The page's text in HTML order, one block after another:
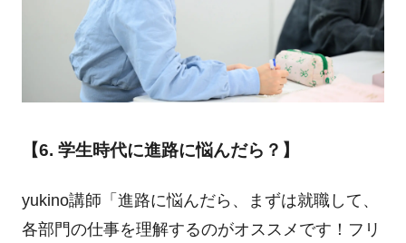
【6. 学生時代に進路に悩んだら？】
yukino講師「進路に悩んだら、まずは就職して、
各部門の仕事を理解するのがオススメです！フリ